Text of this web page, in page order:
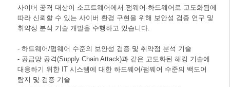
사이버 공격 대상이 소프트웨어에서 펌웨어·하드웨어로 고도화됨에
따라 신뢰할 수 있는 사이버 환경 구현을 위해 보안성 검증 연구 및
취약성 분석 기술 개발을 수행하고 있습니다.
- 하드웨어/펌웨어 수준의 보안성 검증 및 취약점 분석 기술
- 공급망 공격(Supply Chain Attack)과 같은 고도화된 해킹 기술에
대응하기 위한 IT 시스템에 대한 하드웨어/펌웨어 수준의 백도어
탐지 및 검증 기술